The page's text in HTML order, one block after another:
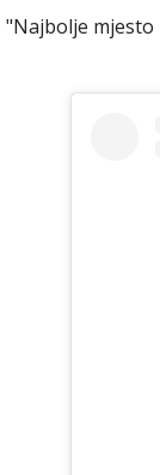
"Najbolje mjesto